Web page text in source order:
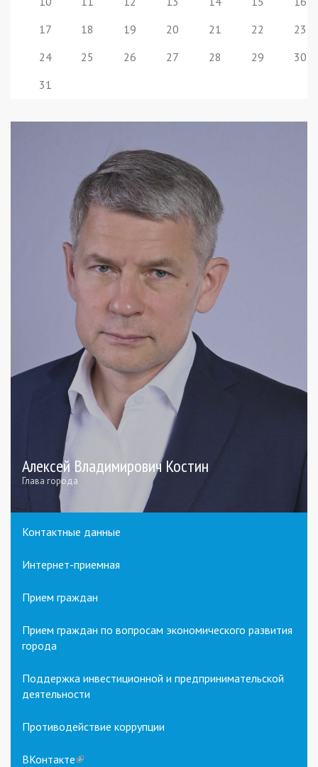
17
18 19 20 21 22
23
24
25 26 27 28 29
30
31
Алексей Владимирович Костин
Глава города
Контактные данные
Интернет-приемная
Прием граждан
Прием граждан по вопросам экономического развития
города
Поддержка инвестиционной и предпринимательской
деятельности
Противодействие коррупции
ВКонтакте(link